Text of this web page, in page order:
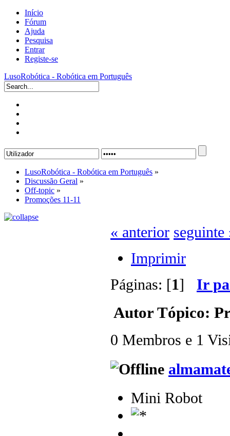
Início
Fórum
Ajuda
Pesquisa
Entrar
Registe-se
LusoRobótica - Robótica em Português
LusoRobótica - Robótica em Português »
Discussão Geral »
Off-topic »
Promoções 11-11
« anterior seguinte
Imprimir
Páginas: [1] Ir
AutorTópico:
0 Membros e 1
Mini Robot